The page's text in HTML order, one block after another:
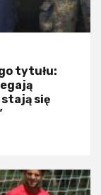
tytułu:
się